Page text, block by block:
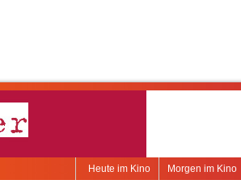
Morgen im Kino
Heute im Kino